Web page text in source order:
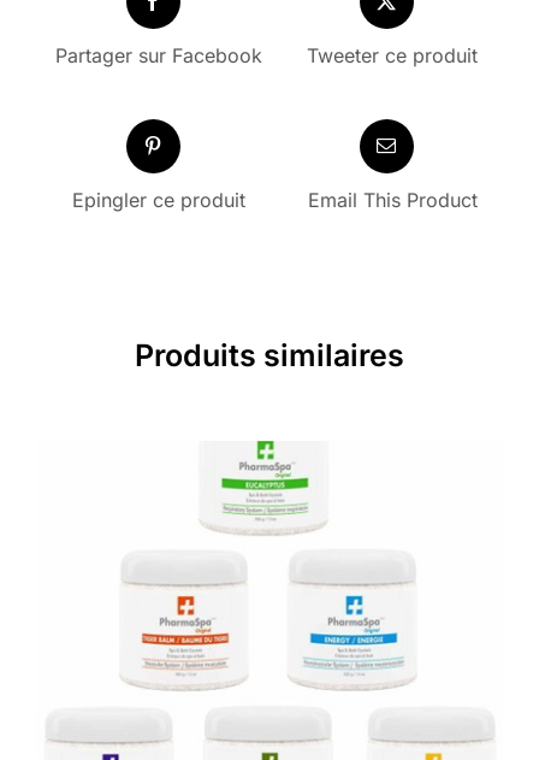
Partager sur Facebook Tweeter ce produit
Epingler ce produit Email This Product
Produits similaires